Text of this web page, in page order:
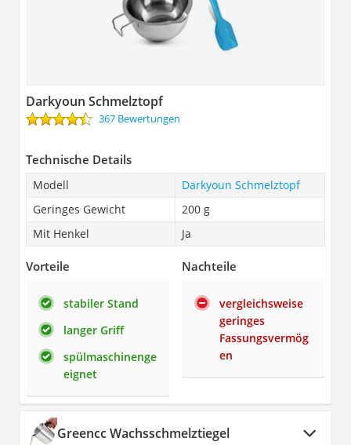
Darkyoun Schmelztopf
367 Bewertungen
Technische Details
Modell
Darkyoun Schmelztopf
Geringes Gewicht
200 g
Mit Henkel
Ja
Vorteile
stabiler Stand
langer Griff
spülmaschinenge
eignet
Nachteile
vergleichsweise
geringes
Fassungsvermög
en
Greencc Wachsschmelztiegel